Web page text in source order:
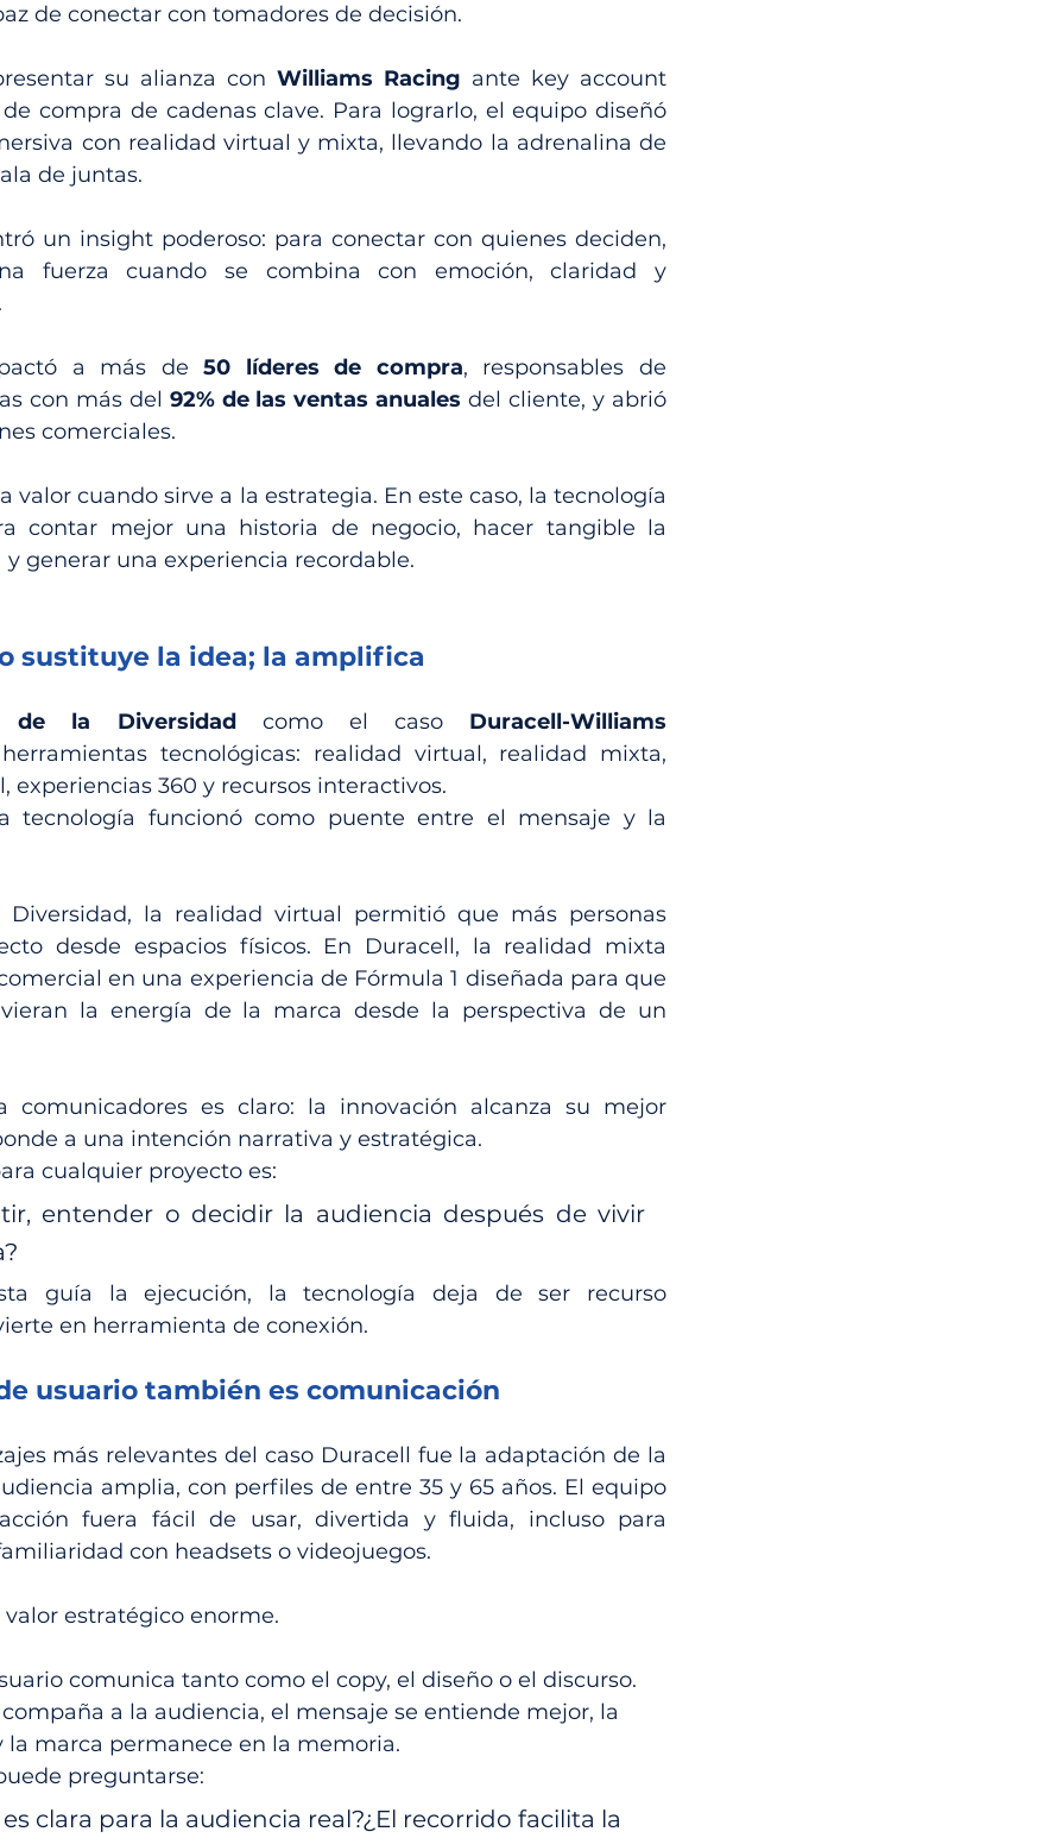
de conectar con tomadores de decisión.
su alianza con Williams Racing ante key account
compra de cadenas clave. Para lograrlo, el equipo diseñó
con realidad virtual y mixta, llevando la adrenalina de
de juntas.
un insight poderoso: para conectar con quienes deciden,
fuerza cuando se combina con emoción, claridad y
a más de 50 líderes de compra, responsables de
con más del 92% de las ventas anuales del cliente, y abrió
comerciales.
valor cuando sirve a la estrategia. En este caso, la tecnología
contar mejor una historia de negocio, hacer tangible la
generar una experiencia recordable.
sustituye la idea; la amplifica
de la Diversidad como el caso Duracell-Williams
tecnológicas: realidad virtual, realidad mixta,
experiencias 360 y recursos interactivos.
tecnología funcionó como puente entre el mensaje y la
la realidad virtual permitió que más personas
desde espacios físicos. En Duracell, la realidad mixta
en una experiencia de Fórmula 1 diseñada para que
la energía de la marca desde la perspectiva de un
comunicadores es claro: la innovación alcanza su mejor
a una intención narrativa y estratégica.
cualquier proyecto es:
entender o decidir la audiencia después de vivir
guía la ejecución, la tecnología deja de ser recurso
en herramienta de conexión.
usuario también es comunicación
más relevantes del caso Duracell fue la adaptación de la
amplia, con perfiles de entre 35 y 65 años. El equipo
fuera fácil de usar, divertida y fluida, incluso para
con headsets o videojuegos.
estratégico enorme.
comunica tanto como el copy, el diseño o el discurso.
a la audiencia, el mensaje se entiende mejor, la
marca permanece en la memoria.
preguntarse:
clara para la audiencia real?¿El recorrido facilita la